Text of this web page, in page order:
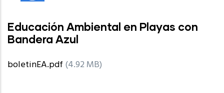
Educación Ambiental en Playas con
Bandera Azul
boletinEA.pdf (4.92 MB)